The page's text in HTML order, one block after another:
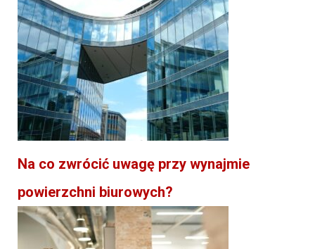
Na co zwrócić uwagę przy wynajmie
powierzchni biurowych?